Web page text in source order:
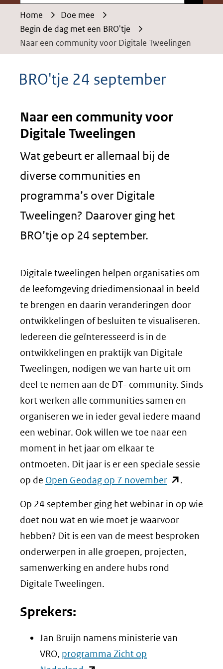
Home
Doe mee
Begin de dag met een BRO'tje
Naar een community voor Digitale Tweelingen
BRO'tje 24 september
Naar een community voor
Digitale Tweelingen
Wat gebeurt er allemaal bij de
diverse communities en
programma’s over Digitale
Tweelingen? Daarover ging het
BRO’tje op 24 september.
Digitale tweelingen helpen organisaties om
de leefomgeving driedimensionaal in beeld
te brengen en daarin veranderingen door
ontwikkelingen of besluiten te visualiseren.
Iedereen die geïnteresseerd is in de
ontwikkelingen en praktijk van Digitale
Tweelingen, nodigen we van harte uit om
deel te nemen aan de DT- community. Sinds
kort werken alle communities samen en
organiseren we in ieder geval iedere maand
een webinar. Ook willen we toe naar een
moment in het jaar om elkaar te
ontmoeten. Dit jaar is er een speciale sessie
op de Open Geodag op 7 november(opent
nieuw
(verwijst
naar
.
Op 24 september ging het webinar in op wie
doet nou wat en wie moet je waarvoor
hebben? Dit is een van de meest besproken
onderwerpen in alle groepen, projecten,
samenwerking en andere hubs rond
Digitale Tweelingen.
Sprekers:
Jan Bruijn namens ministerie van
VRO, programma Zicht op